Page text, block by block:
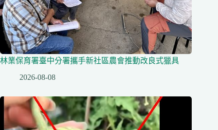
林業保育署臺中分署攜手新社區農會推動改良式獵具
2026-08-08